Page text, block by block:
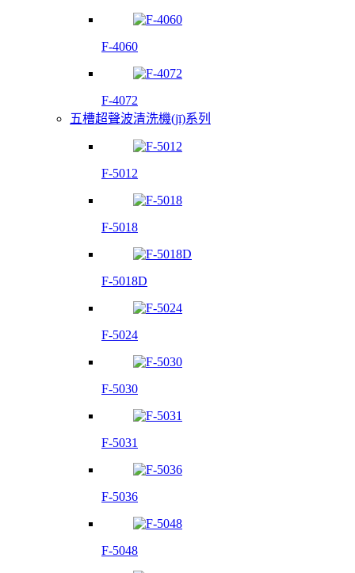
F-4060
F-4072
五槽超聲波清洗機(jī)系列
F-5012
F-5018
F-5018D
F-5024
F-5030
F-5031
F-5036
F-5048